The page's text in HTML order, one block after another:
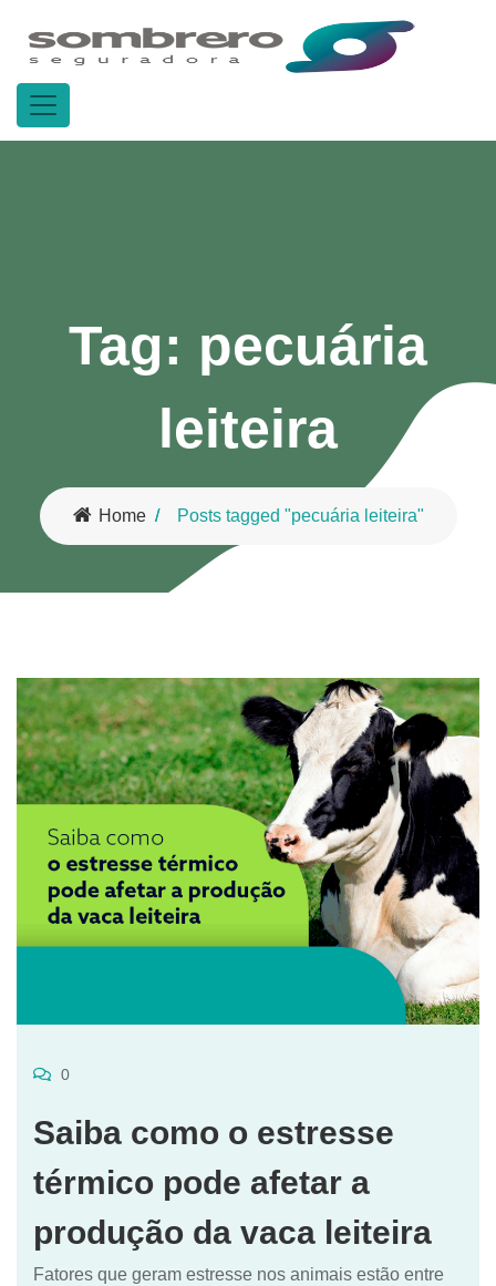
Tag: pecuária
leiteira
Home Posts tagged "pecuária leiteira"
0
Saiba como o estresse
térmico pode afetar a
produção da vaca leiteira
Fatores que geram estresse nos animais estão entre